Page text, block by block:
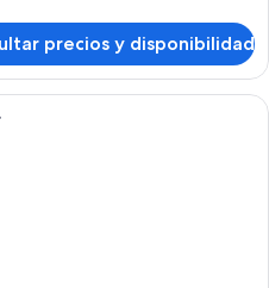
precios y disponibilidad
Una habitación de hotel moderna